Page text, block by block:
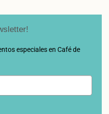
especiales en Café de